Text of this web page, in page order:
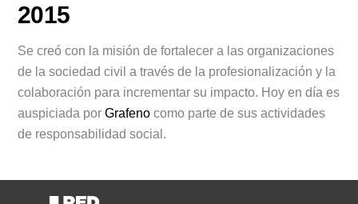
2015
Se creó con la misión de fortalecer a las organizaciones
de la sociedad civil a través de la profesionalización y la
colaboración para incrementar su impacto. Hoy en día es
auspiciada porGrafeno como parte de sus actividades
de responsabilidad social.